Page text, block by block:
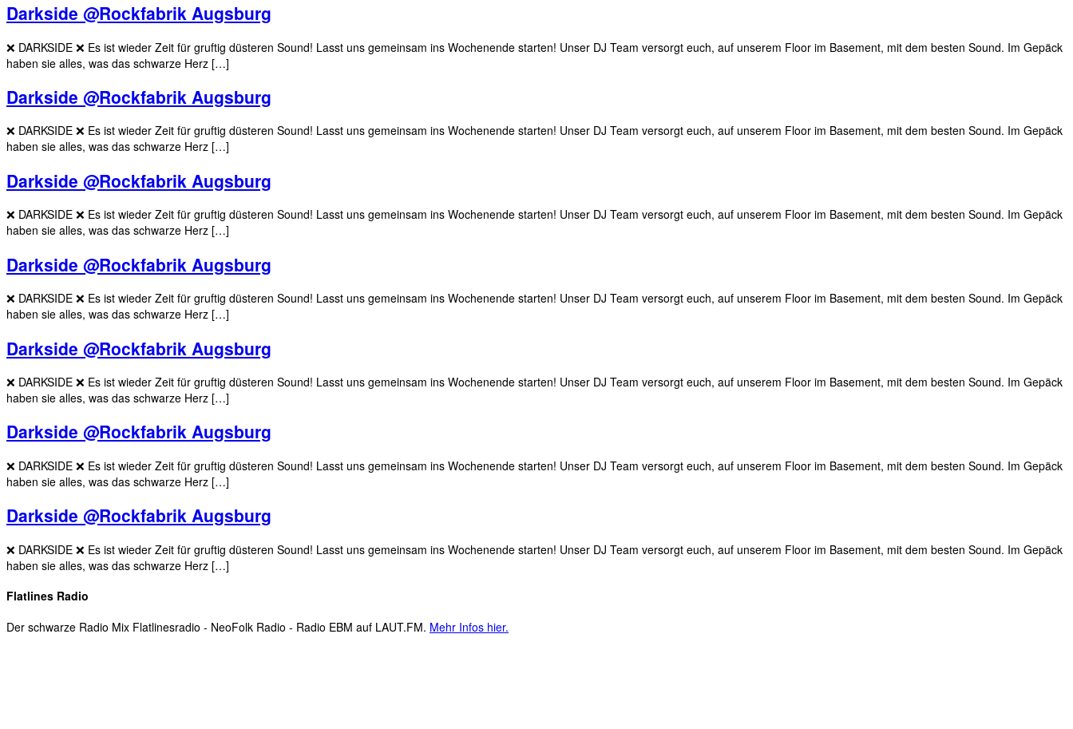
Darkside @Rockfabrik Augsburg
❌️ DARKSIDE ❌️ Es ist wieder Zeit für gruftig düsteren Sound! Lasst uns gemeinsam ins Wochenende starten! Unser DJ Team versorgt euch, auf unserem Floor im Basement, mit dem besten Sound. Im Gepäck
haben sie alles, was das schwarze Herz […]
Darkside @Rockfabrik Augsburg
❌️ DARKSIDE ❌️ Es ist wieder Zeit für gruftig düsteren Sound! Lasst uns gemeinsam ins Wochenende starten! Unser DJ Team versorgt euch, auf unserem Floor im Basement, mit dem besten Sound. Im Gepäck
haben sie alles, was das schwarze Herz […]
Darkside @Rockfabrik Augsburg
❌️ DARKSIDE ❌️ Es ist wieder Zeit für gruftig düsteren Sound! Lasst uns gemeinsam ins Wochenende starten! Unser DJ Team versorgt euch, auf unserem Floor im Basement, mit dem besten Sound. Im Gepäck
haben sie alles, was das schwarze Herz […]
Darkside @Rockfabrik Augsburg
❌️ DARKSIDE ❌️ Es ist wieder Zeit für gruftig düsteren Sound! Lasst uns gemeinsam ins Wochenende starten! Unser DJ Team versorgt euch, auf unserem Floor im Basement, mit dem besten Sound. Im Gepäck
haben sie alles, was das schwarze Herz […]
Darkside @Rockfabrik Augsburg
❌️ DARKSIDE ❌️ Es ist wieder Zeit für gruftig düsteren Sound! Lasst uns gemeinsam ins Wochenende starten! Unser DJ Team versorgt euch, auf unserem Floor im Basement, mit dem besten Sound. Im Gepäck
haben sie alles, was das schwarze Herz […]
Darkside @Rockfabrik Augsburg
❌️ DARKSIDE ❌️ Es ist wieder Zeit für gruftig düsteren Sound! Lasst uns gemeinsam ins Wochenende starten! Unser DJ Team versorgt euch, auf unserem Floor im Basement, mit dem besten Sound. Im Gepäck
haben sie alles, was das schwarze Herz […]
Darkside @Rockfabrik Augsburg
❌️ DARKSIDE ❌️ Es ist wieder Zeit für gruftig düsteren Sound! Lasst uns gemeinsam ins Wochenende starten! Unser DJ Team versorgt euch, auf unserem Floor im Basement, mit dem besten Sound. Im Gepäck
haben sie alles, was das schwarze Herz […]
Flatlines Radio
Der schwarze Radio Mix Flatlinesradio - NeoFolk Radio - Radio EBM auf LAUT.FM. Mehr Infos hier.